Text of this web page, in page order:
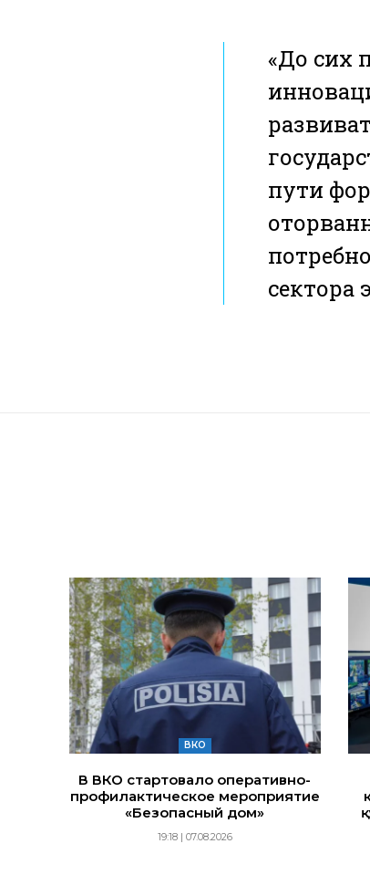
«До сих
пути
сектора
ВКО
В ВКО стартовало оперативно-
профилактическое мероприятие
«Безопасный дом»
19:18 | 07.08.2026